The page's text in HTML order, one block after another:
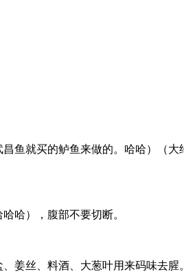
鱼就买的鲈鱼来做的。哈哈）（
哈），腹部不要切断。
姜丝、料酒、大葱叶用来码味去腥。